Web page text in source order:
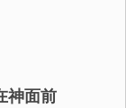
神面前